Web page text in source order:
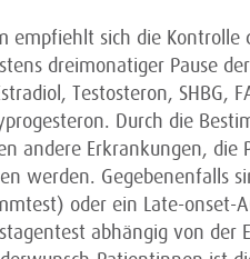
empfiehlt sich die
dreimonatiger Pause
Testosteron, SHBG,
Durch die
andere Erkrankungen, die
werden. Gegebenenfalls
oder ein Late-onset-
abhängig von der